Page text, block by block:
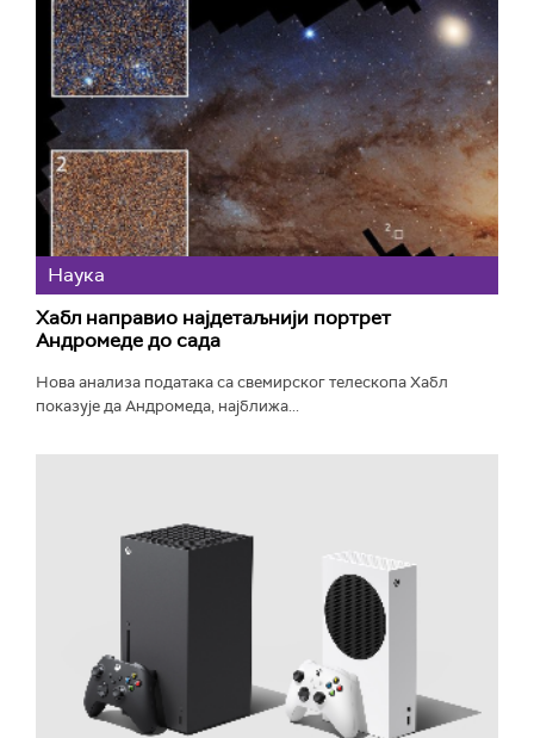
Наука
Хабл направио најдетаљнији портрет
Андромеде до сада
Нова анализа података са свемирског телескопа Хабл
показује да Андромеда, најближа...